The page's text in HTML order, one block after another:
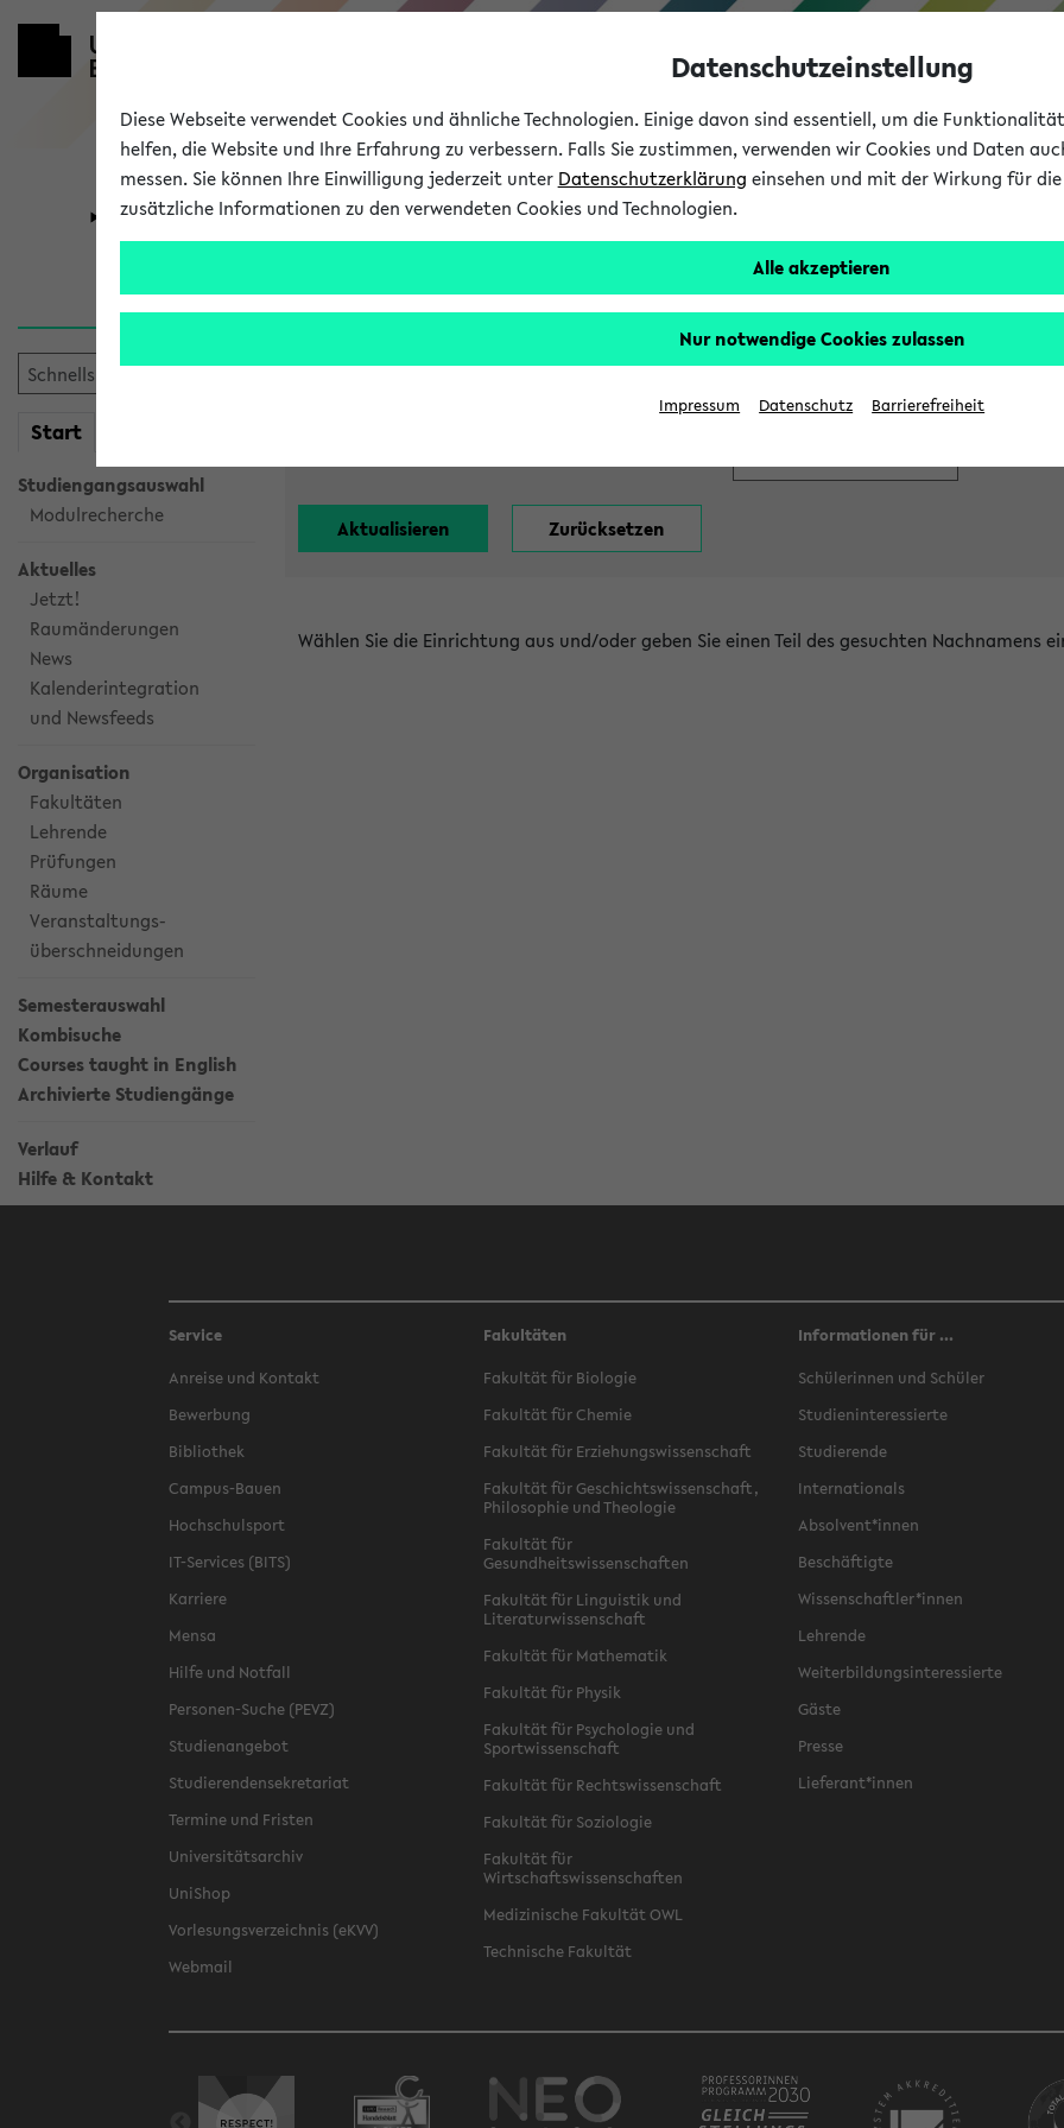
Universität Forschung Studium
Start
Studiengangsauswahl
Modulrecherche
Aktuelles
Jetzt!
Raumänderungen
News
Kalenderintegration
und Newsfeeds
Organisation
Fakultäten
Lehrende
Prüfungen
Räume
Veranstaltungs-
überschneidungen
Semesterauswahl
Kombisuche
Courses taught in English
Archivierte Studiengänge
Verlauf
Hilfe & Kontakt
Alle Lehrenden
Wählen Sie die Einrichtung aus und/oder geben Sie einen Teil des gesuchten Nachnamens
Service
Anreise und Kontakt
Bewerbung
Bibliothek
Campus-Bauen
Hochschulsport
IT-Services (BITS)
Karriere
Mensa
Hilfe und Notfall
Personen-Suche (PEVZ)
Studienangebot
Studierendensekretariat
Termine und Fristen
Universitätsarchiv
UniShop
Vorlesungsverzeichnis (eKVV)
Webmail
Fakultäten
Fakultät für Biologie
Fakultät für Chemie
Fakultät für Erziehungswissenschaft
Fakultät für Geschichtswissenschaft,
Philosophie und Theologie
Fakultät für
Gesundheitswissenschaften
Fakultät für Linguistik und
Literaturwissenschaft
Fakultät für Mathematik
Fakultät für Physik
Fakultät für Psychologie und
Sportwissenschaft
Fakultät für Rechtswissenschaft
Fakultät für Soziologie
Fakultät für
Wirtschaftswissenschaften
Medizinische Fakultät OWL
Technische Fakultät
Informationen für ...
Schülerinnen und Schüler
Studieninteressierte
Studierende
Internationals
Absolvent*innen
Beschäftigte
Wissenschaftler*innen
Lehrende
Weiterbildungsinteressierte
Gäste
Presse
Lieferant*innen
Datenschutzeinstellung
Diese Webseite verwendet Cookies und ähnliche Technologien. Einige davon sind essentiell, um die
helfen, die Website und Ihre Erfahrung zu verbessern. Falls Sie zustimmen, verwenden wir Cookies und Daten
messen. Sie können Ihre Einwilligung jederzeit unter Datenschutzerklärung einsehen und mit der Wirkung für
zusätzliche Informationen zu den verwendeten Cookies und Technologien.
Alle akzeptieren
Nur notwendige Cookies zulassen
Impressum Datenschutz Barrierefreiheit